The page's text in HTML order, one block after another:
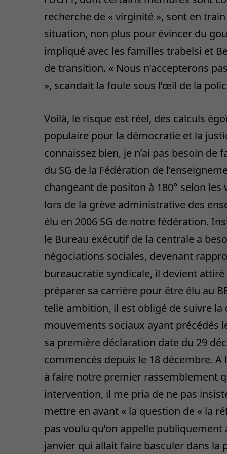
recherche de « virginité », sont en
situation, non plus pour évincer du
impliqué avec les familles trabelsi et
de transition. « Nous n’accepterons
», scandait la foule sous l’œil de la
Voilà, le risque est réel, des calculs
populaire pour la démocratie et la
connaissez bien, je n’ai pas besoin de
du SG de la Fédération de
changeant de positon à 180° selon
lors de la grève administrative des
élu en 2006 SG de notre fédération.
le Bureau exécutif de la centrale a
négociations sociales, devenant
bureaucratie syndicale, il devient attiré
préparer sa carrière pour être élu au
telle ambition, il est obligé de suivre
mouvements sociaux ayant précédés
sa première déclaration date du 29
commencés depuis le 18 décembre. A
à faire notre premier rassemblement
intervention, il me pria de ne pas
mettre en avant « la question de « la
pas voulu qu’on appelle
janvier qui allait faire basculer dans la